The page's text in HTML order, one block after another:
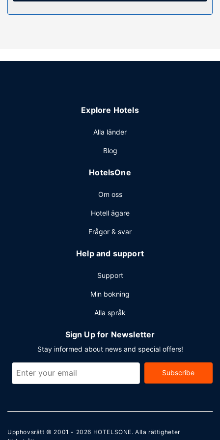
Bekvämligheter på anläggningen
Koppla av på deras fullständiga spa, där du kan passa på
bröllopstjänster.
dagstidningar i lobbyn och kemtvätt/tvättjänster. Detta
events. Avgiftsfri parkering erbjuds på plats.
Explore Hotels
Alla länder
Blog
HotelsOne
Om oss
Hotell ägare
Frågor & svar
Help and support
Support
Min bokning
Alla språk
Sign Up for Newsletter
Stay informed about news and special offers!
Subscribe
Upphovsrätt © 2001 - 2026 HOTELSONE. Alla rättigheter